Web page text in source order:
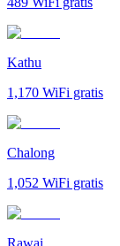
Kathu
1,170 WiFi gratis
Chalong
1,052 WiFi gratis
Rawai